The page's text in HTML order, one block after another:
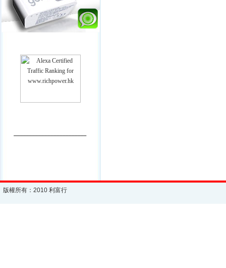
版權所有：2010 利富行